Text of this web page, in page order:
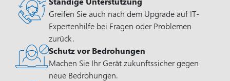
Greifen Sie auch nach dem Upgrade auf IT-
Expertenhilfe bei Fragen oder Problemen
zurück.
Schutz vor Bedrohungen
Machen Sie Ihr Gerät zukunftssicher gegen
neue Bedrohungen.